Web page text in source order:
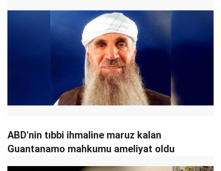
ABD'nin tıbbi ihmaline maruz kalan
Guantanamo mahkumu ameliyat oldu